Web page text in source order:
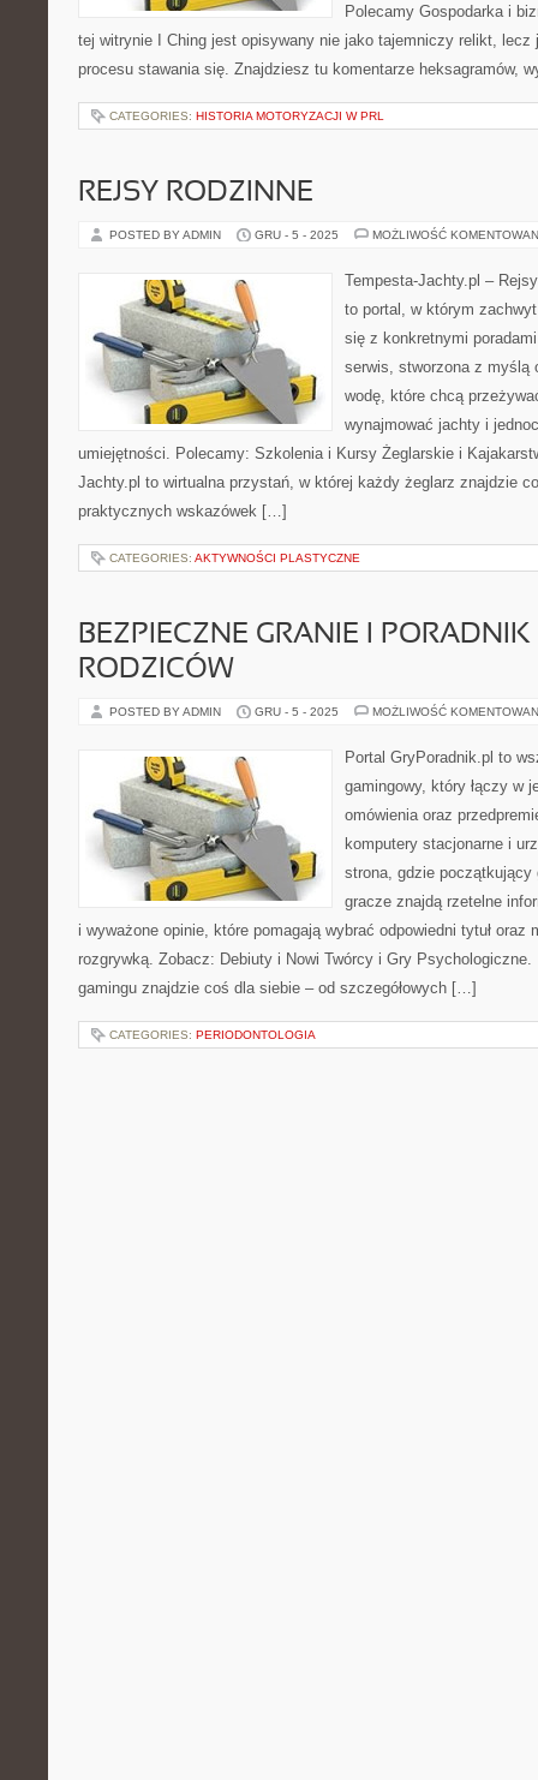
Polecamy Gospodarka i
tej witrynie I Ching jest opisywany nie jako tajemniczy relikt, lecz
procesu stawania się. Znajdziesz tu komentarze heksagramów,
CATEGORIES: HISTORIA MOTORYZACJI W PRL
REJSY RODZINNE
POSTED BY ADMIN GRU - 5 - 2025 MOŻLIWOŚĆ
Tempesta-Jachty.pl –
to portal, w którym
się z konkretnymi
serwis, stworzona z myślą
wodę, które chcą
wynajmować jachty i
umiejętności. Polecamy: Szkolenia i Kursy Żeglarskie i
Jachty.pl to wirtualna przystań, w której każdy żeglarz znajdzie
praktycznych wskazówek […]
CATEGORIES: AKTYWNOŚCI PLASTYCZNE
BEZPIECZNE GRANIE I
RODZICÓW
POSTED BY ADMIN GRU - 5 - 2025 MOŻLIWOŚĆ
Portal GryPoradnik.pl to
gamingowy, który łączy w
omówienia oraz
komputery stacjonarne i
strona, gdzie początkujący
gracze znajdą rzetelne
i wyważone opinie, które pomagają wybrać odpowiedni tytuł
rozgrywką. Zobacz: Debiuty i Nowi Twórcy i Gry
gamingu znajdzie coś dla siebie – od szczegółowych […]
CATEGORIES: PERIODONTOLOGIA